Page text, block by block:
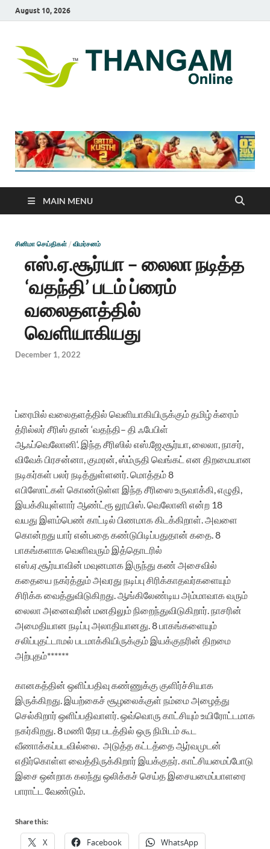
August 10, 2026
MAIN MENU
சினிமா செய்திகள் / விமர்சனம்
எஸ்.ஏ.சூர்யா – லைலா நடித்த
‘வதந்தி’ படம் ப்ரைம்
வலைதளத்தில்
வெளியாகியது
December 1, 2022
ப்ரைமில் வலைதளத்தில் வெளியாகியிருக்கும்தமிழ்க்ரைம்
த்ரில்லர்சீரிஸ்தான் ‘வதந்தி– தி ஃபேபிள்
ஆஃப்வெலோனி‘. இந்தசீரிஸில் எஸ்ஜேசூர்யா, லைலா, நாசர்
விவேக்பிரசன்னா குமரன் ஸ்ம்ருதி வெங்கட் என திறமையான
நடிகர்கள் பலர்நடித்துள்ளனர். மொத்தம்8
எபிஸோட்கள் கொண்டுள்ள இந்தசீரிஸைஉருவாக்கி எழுதி
இயக்கியுள்ளார்ஆண்ட்ரூ லூயிஸ் . வெலோனி என்ற 18
வயது இளம்பெண் காட்டில் பிணமாக கிடக்கிறாள். அவளை
கொன்றது யார் என்பதை கண்டுபிடிப்பதுதான் கதை. 8
பாகங்களாக வெளிவரும் இத்தொடரில்
எஸ்.ஏ.சூர்யாவின் மவுனமாக இருந்து கண் அசைவில்
கதையை நகர்த்தும் அவரது நடிப்பு சிரிக்காதவர்களையும்
சிரிக்க வைத்துவிடுகிறது. ஆங்கிலேண்டிய அம்மாவாக வரும்
லைலா அனைவரின் மனதிலும் நிறைந்துவிடுகிறார். நாசரின்
அமைதியான நடிப்பு அலாதியானது. 8 பாகங்களையும்
சலிப்புதட்டாமல் படமாக்கியிருக்கும் இயக்குநரின் திறமை
அற்புதம்******
கானகத்தின் ஒளிப்பதிவு கண்ணுக்கு குளிர்ச்சியாக
இருக்கிறது. இயற்கைச் சூழலைக்குள் நம்மை அழைத்து
செல்கிறார் ஒளிப்பதிவாளர். ஒவ்வொரு காட்சியும் உயிரோட்டமாக
நகர்கிறது. 8 மணி நேர படத்தில் ஒரு நிமிடம் கூட
வீணாக்கப்படவில்லை. அடுத்த கட்டத்தை ஆர்வமுடன்
எதிர்கொள்ள வைத்திருக்கிறார் இயக்குநர். காட்சியமைப்போடு
இசை ஒன்றாக கலந்து ஒலிக்கச் செய்த இசையமைப்பாளரை
பாராட்ட வேண்டும்.
Share this:
X Facebook WhatsApp